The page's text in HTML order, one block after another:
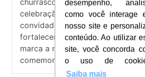
desempenho,
como você interage
nosso site e
conteúdo. Ao utilizar
site, você concorda
o uso de
Saiba mais
celebração entre colaboradores,
convidados. Uma opção perfeita
fortalecer relacionamentos e
marca a momentos de união,
comemoração.